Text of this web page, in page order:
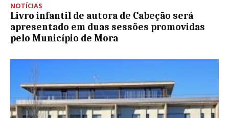
NOTÍCIAS
Livro infantil de autora de Cabeção será
apresentado em duas sessões promovidas
pelo Município de Mora